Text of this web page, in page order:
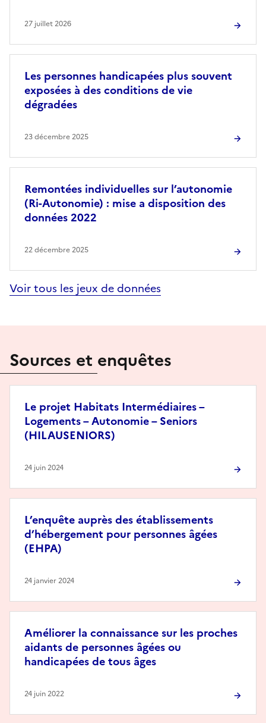
27 juillet 2026
Les personnes handicapées plus souvent
exposées à des conditions de vie
dégradées
23 décembre 2025
Remontées individuelles sur l’autonomie
(Ri-Autonomie) : mise a disposition des
données 2022
22 décembre 2025
Voir tous les jeux de données
Sources et enquêtes
Le projet Habitats Intermédiaires –
Logements – Autonomie – Seniors
(HILAUSENIORS)
24 juin 2024
L’enquête auprès des établissements
d’hébergement pour personnes âgées
(EHPA)
24 janvier 2024
Améliorer la connaissance sur les proches
aidants de personnes âgées ou
handicapées de tous âges
24 juin 2022